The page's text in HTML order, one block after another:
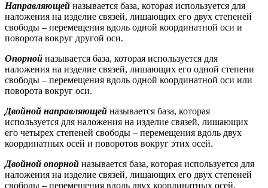
Направляющей называется база, которая используется для
наложения на изделие связей, лишающих его двух степеней
свободы – перемещения вдоль одной координатной оси и
поворота вокруг другой оси.
Опорной называется база, которая используется для
наложения на изделие связей, лишающих его одной степени
свободы – перемещения вдоль одной координатной оси или
поворота вокруг оси.
Двойной направляющей называется база, которая
используется для наложения на изделие связей, лишающих
его четырех степеней свободы – перемещения вдоль двух
координатных осей и поворотов вокруг этих осей.
Двойной опорной называется база, которая используется для
наложения на изделие связей, лишающих его двух степеней
свободы – перемещения вдоль двух координатных осей.